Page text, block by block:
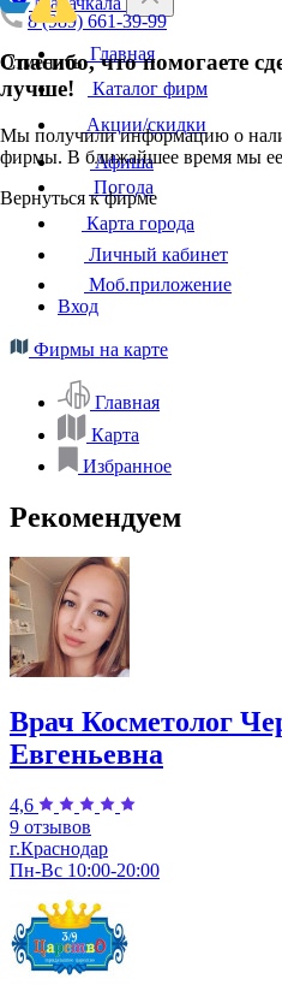
8 (989) 661-39-99
Отменить
Спасибо, что помогаете
лучше!
Мы получили информацию о
фирмы. В ближайшее время мы
Вернуться к фирме
Главная
Каталог фирм
Акции/скидки
Афиша
Погода
Карта города
Личный кабинет
Моб.приложение
Вход
Фирмы на карте
Главная
Карта
Избранное
Рекомендуем
Врач Косметолог
Евгеньевна
4,6
9 отзывов
г.Краснодар
Пн-Вс 10:00-20:00